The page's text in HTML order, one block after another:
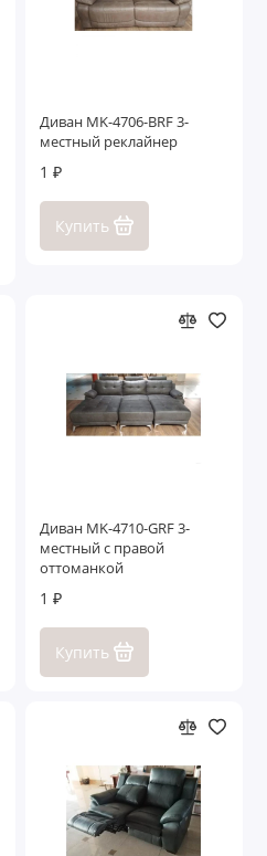
Диван MK-4706-BRF 3-
местный реклайнер
1 ₽
Купить
Диван MK-4710-GRF 3-
местный с правой
оттоманкой
1 ₽
Купить